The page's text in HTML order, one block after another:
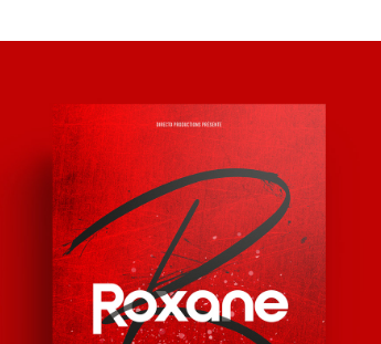
ROXANE
L’adaptation musicale de la pièce d’Edmond Rostand